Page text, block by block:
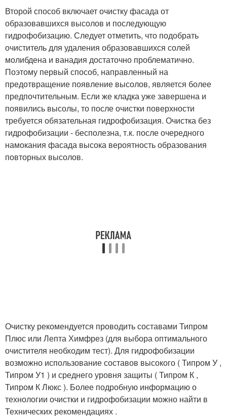
Второй способ включает очистку фасада от
образовавшихся высолов и последующую
гидрофобизацию. Следует отметить, что подобрать
очиститель для удаления образовавшихся солей
молибдена и ванадия достаточно проблематично.
Поэтому первый способ, направленный на
предотвращение появление высолов, является более
предпочтительным. Если же кладка уже завершена и
появились высолы, то после очистки поверхности
требуется обязательная гидрофобизация. Очистка без
гидрофобизации - бесполезна, т.к. после очередного
намокания фасада высока вероятность образования
повторных высолов.
Очистку рекомендуется проводить составами Типром
Плюс или Лепта Химфрез (для выбора оптимального
очистителя необходим тест). Для гидрофобизации
возможно использование составов высокого ( Типром У ,
Типром У1 ) и среднего уровня защиты ( Типром К ,
Типром К Люкс ). Более подробную информацию о
технологии очистки и гидрофобизации можно найти в
Технических рекомендациях .